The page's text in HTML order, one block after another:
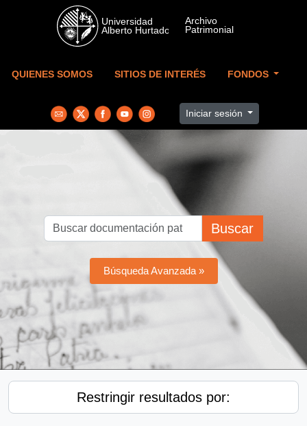
Skip to main content
QUIENES SOMOS SITIOS DE INTERÉS FONDOS
Iniciar sesión
Buscar
Búsqueda Avanzada »
Restringir resultados por: